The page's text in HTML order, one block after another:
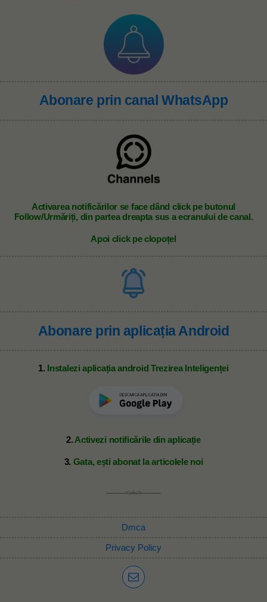
Abonare prin canal WhatsApp
Activarea notificărilor se face dând click pe butonul
Follow/Urmăriți, din partea dreapta sus a ecranului de canal.
Apoi click pe clopoțel
Abonare prin aplicația Android
1. Instalezi aplicația android Trezirea Inteligenței
2. Activezi notificările din aplicație
3. Gata, ești abonat la articolele noi
Dmca
Privacy Policy